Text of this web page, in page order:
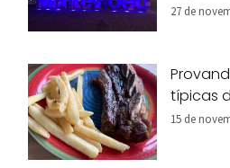
27 de
típicas
15 de